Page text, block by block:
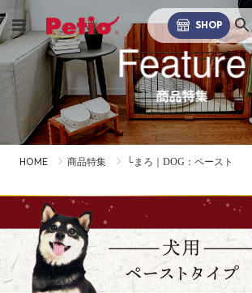
SHOP
Feature
商品特集
HOME 商品特集 └まろ｜DOG：ペースト